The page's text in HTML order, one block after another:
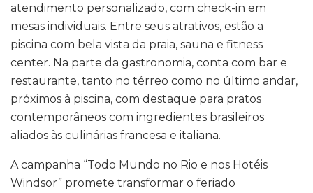
atendimento personalizado, com check-in em
mesas individuais. Entre seus atrativos, estão a
piscina com bela vista da praia, sauna e fitness
center. Na parte da gastronomia, conta com bar e
restaurante, tanto no térreo como no último andar,
próximos à piscina, com destaque para pratos
contemporâneos com ingredientes brasileiros
aliados às culinárias francesa e italiana.
A campanha “Todo Mundo no Rio e nos Hotéis
Windsor” promete transformar o feriado